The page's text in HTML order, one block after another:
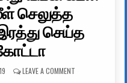
செலுத்த
செய்த
DATE:LEAVE A COMMENTON தேர்தல்